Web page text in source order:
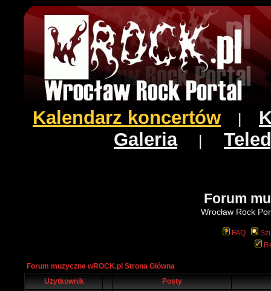
Kalendarz koncertów
Galeria|
Forum
Wrocław Rock
FAQ
Forum muzyczne wROCK.pl Strona Główna
Użytkownik
Posty